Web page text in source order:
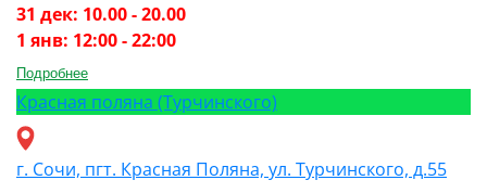
31 дек: 10.00 - 20.00
1 янв: 12:00 - 22:00
Подробнее
Красная поляна (Турчинского)
г. Сочи, пгт. Красная Поляна, ул. Турчинского, д.55